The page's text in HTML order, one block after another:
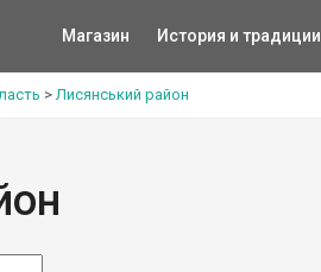
Магазин История и традиции
>Лисянський район